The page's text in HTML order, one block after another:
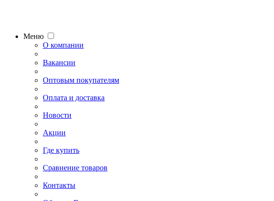
Меню
О компании
Вакансии
Оптовым покупателям
Оплата и доставка
Новости
Акции
Где купить
Сравнение товаров
Контакты